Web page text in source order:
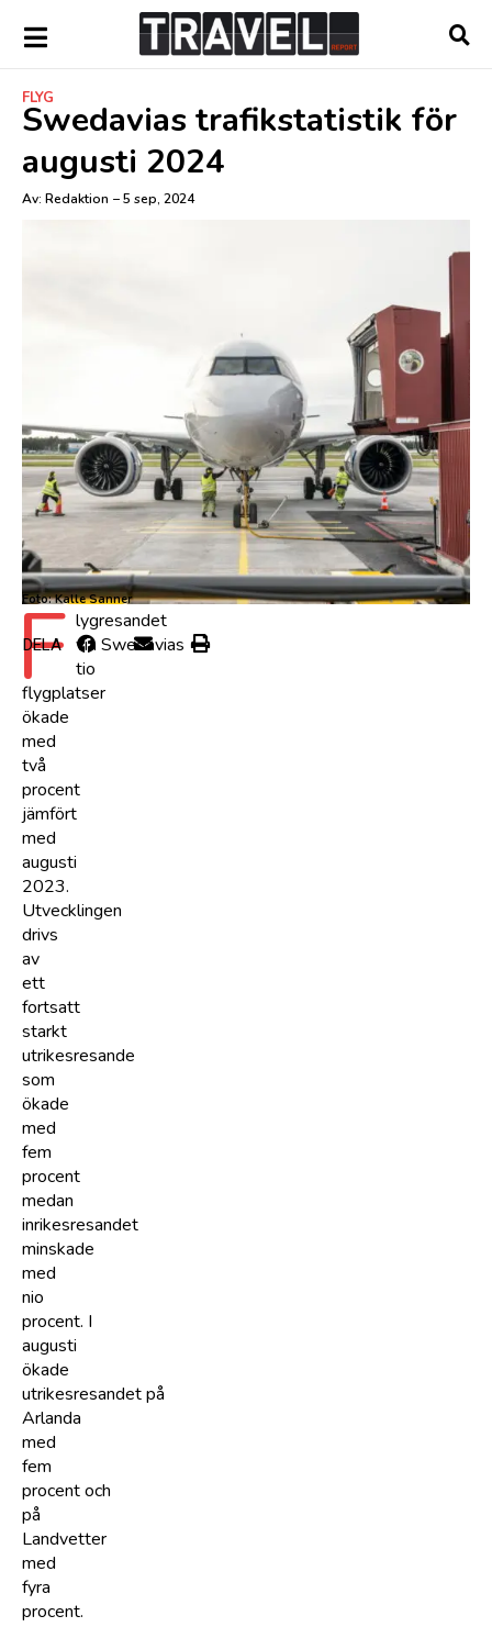
FLYG
Swedavias trafikstatistik för
augusti 2024
Av: Redaktion –5 sep, 2024
Foto: Kalle Sanner
F lygresandet
via Swedavias
tio
flygplatser
ökade
med
två
procent
jämfört
med
augusti
2023.
Utvecklingen
drivs
av
ett
fortsatt
starkt
utrikesresande
som
ökade
med
fem
procent
medan
inrikesresandet
minskade
med
nio
procent. I
augusti
ökade
utrikesresandet på
Arlanda
med
fem
procent och
på
Landvetter
med
fyra
procent.
DELA